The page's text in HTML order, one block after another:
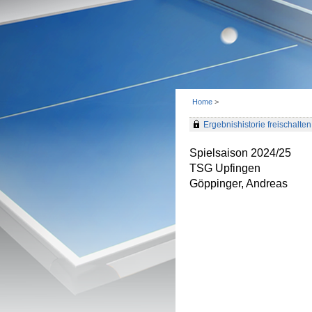
Home >
Ergebnishistorie freischalten
Spielsaison 2024/25
TSG Upfingen
Göppinger, Andreas